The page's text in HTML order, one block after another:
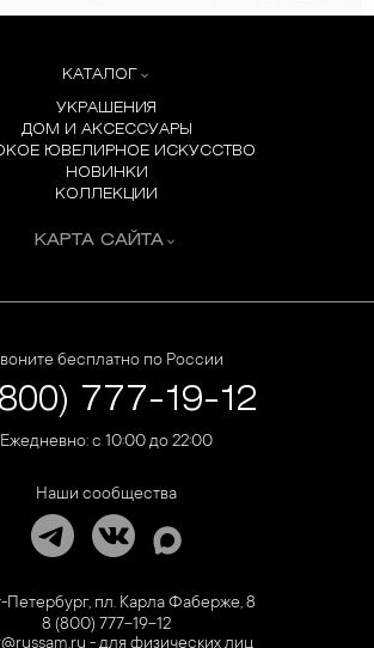
КАТАЛОГ
УКРАШЕНИЯ
ДОМ И АКСЕССУАРЫ
ЮВЕЛИРНОЕ ИСКУССТВО
НОВИНКИ
КОЛЛЕКЦИИ
КАРТА САЙТА
бесплатно по России
777-19-12
Ежедневно: с 10:00 до 22:00
Наши сообщества
Петербург, пл. Карла Фаберже, 8
8 (800) 777-19-12